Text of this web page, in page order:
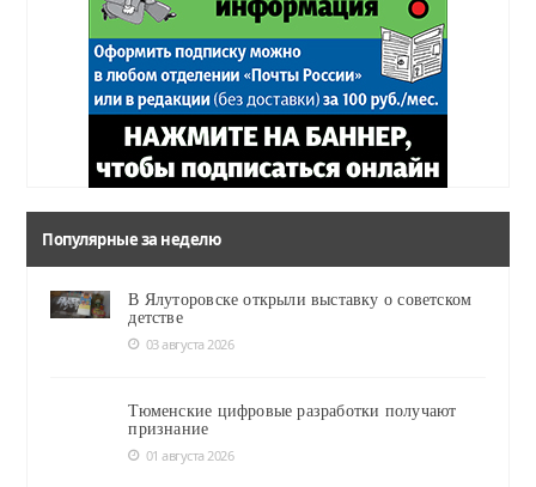
Популярные за неделю
В Ялуторовске открыли выставку о советском
детстве
03 августа 2026
Тюменские цифровые разработки получают
признание
01 августа 2026